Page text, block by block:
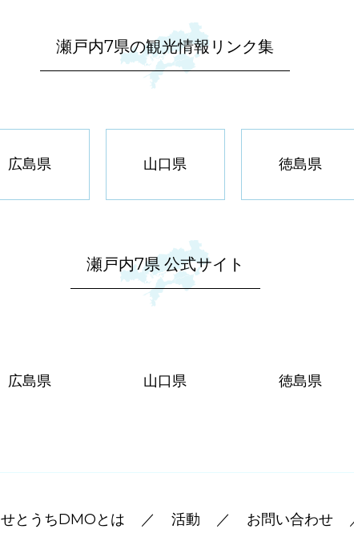
瀬戸内7県の観光情報リンク集
広島県 山口県 徳島県
瀬戸内7県 公式サイト
広島県 山口県 徳島県
せとうちDMOとは 活動 お問い合わせ